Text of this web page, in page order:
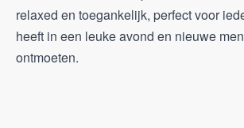
relaxed en toegankelijk, perfect voor
heeft in een leuke avond en nieuwe
ontmoeten.